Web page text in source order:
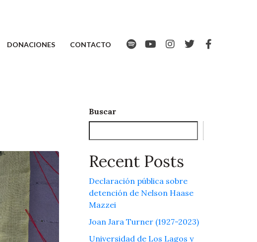
DONACIONES CONTACTO
Buscar
Recent Posts
Declaración pública sobre
detención de Nelson Haase
Mazzei
Joan Jara Turner (1927-2023)
Universidad de Los Lagos y